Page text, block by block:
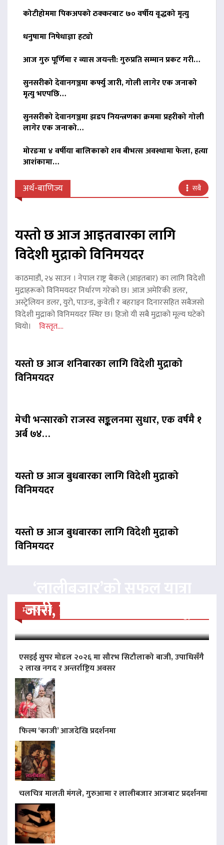
कोटीहोममा पिकअपको ठक्करबाट ७० वर्षीय वृद्धको मृत्यु
धनुषामा निषेधाज्ञा हट्यो
आज गुरु पूर्णिमा र व्यास जयन्ती: गुरुप्रति सम्मान प्रकट गरी…
सुनसरीको देवानगञ्जमा कर्फ्यु जारी, गोली लागेर एक जनाको
मृत्यु भएपछि…
सुनसरीको देवानगञ्जमा झडप नियन्त्रणका क्रममा प्रहरीको गोली
लागेर एक जनाको…
मोरङमा ४ वर्षीया बालिकाको शव बीभत्स अवस्थामा फेला, हत्या
आशंकामा…
अर्थ-बाणिज्य सबै
यस्तो छ आज आइतबारका लागि
विदेशी मुद्राको विनिमयदर
काठमाडौं, २४ साउन । नेपाल राष्ट्र बैंकले (आइतबार) का लागि विदेशी
मुद्राहरूको विनिमयदर निर्धारण गरेको छ। आज अमेरिकी डलर,
अस्ट्रेलियन डलर, युरो, पाउन्ड, कुवेती र बहराइन दिनारसहित सबैजसो
विदेशी मुद्राको विनिमयदर स्थिर छ। हिजो यी सबै मुद्राको मूल्य घटेको
थियो। विस्तृत....
यस्तो छ आज शनिबारका लागि विदेशी मुद्राको
विनिमयदर
मेची भन्सारको राजस्व सङ्कलनमा सुधार, एक वर्षमै १
अर्ब ७४…
यस्तो छ आज बुधबारका लागि विदेशी मुद्राको
विनिमयदर
यस्तो छ आज बुधबारका लागि विदेशी मुद्राको
विनिमयदर
मनोरन्जन
जारी, प्रदर्शनको ५१औँ दिन पूरा
एसइई सुपर मोडल २०२६ मा सौरभ सिटौलाको बाजी, उपाधिसँगै
२ लाख नगद र अन्तर्राष्ट्रिय अवसर
फिल्म ‘काजी’ आजदेखि प्रदर्शनमा
चलचित्र मालती मंगले, गुरुआमा र लालीबजार आजबाट प्रदर्शनमा